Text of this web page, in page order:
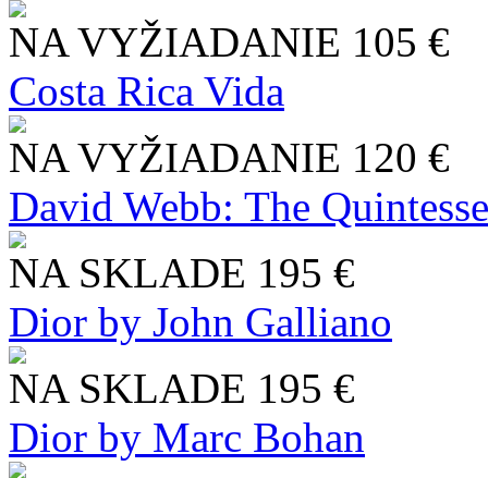
NA VYŽIADANIE 105 €
Costa Rica Vida
NA VYŽIADANIE 120 €
David Webb: The
NA SKLADE 195 €
Dior by John Galliano
NA SKLADE 195 €
Dior by Marc Bohan